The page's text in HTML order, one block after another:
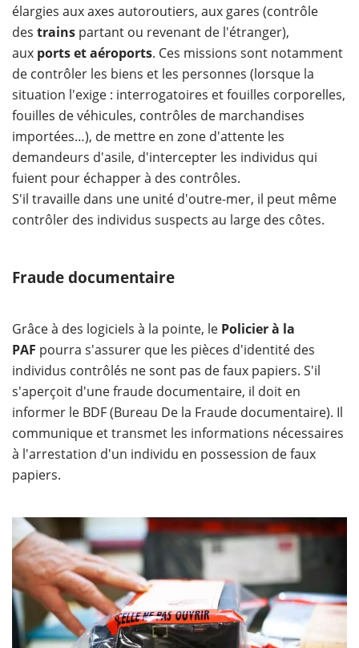
élargies aux axes autoroutiers, aux gares (contrôle
des trains partant ou revenant de l'étranger),
aux ports et aéroports. Ces missions sont notamment
de contrôler les biens et les personnes (lorsque la
situation l'exige : interrogatoires et fouilles corporelles,
fouilles de véhicules, contrôles de marchandises
importées…), de mettre en zone d'attente les
demandeurs d'asile, d'intercepter les individus qui
fuient pour échapper à des contrôles.
S'il travaille dans une unité d'outre-mer, il peut même
contrôler des individus suspects au large des côtes.
Fraude documentaire
Grâce à des logiciels à la pointe, le Policier à la
PAF pourra s'assurer que les pièces d'identité des
individus contrôlés ne sont pas de faux papiers. S'il
s'aperçoit d'une fraude documentaire, il doit en
informer le BDF (Bureau De la Fraude documentaire). Il
communique et transmet les informations nécessaires
à l'arrestation d'un individu en possession de faux
papiers.